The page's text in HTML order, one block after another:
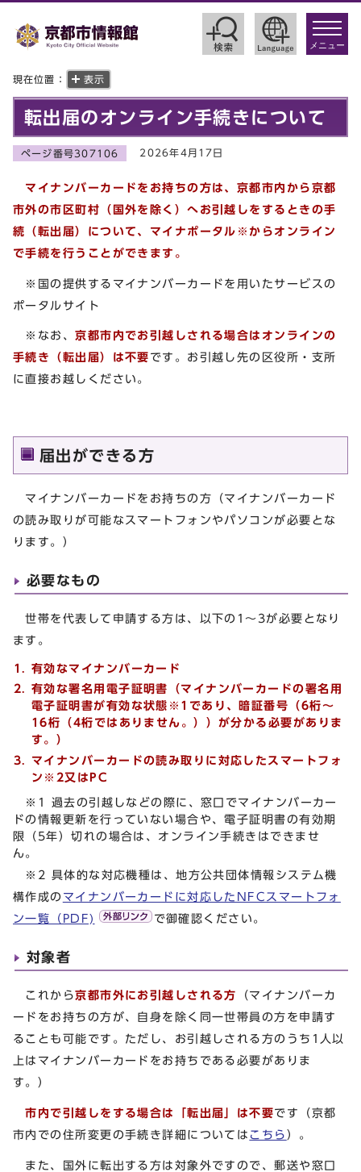
toggle
メニュー
現在位置： 表示
転出届のオンライン手続きについて
ページ番号307106 2026年4月17日
マイナンバーカードをお持ちの方は、 京都市内から京都
市外の市区町村（国外を除く）へお引越しをするときの手
続（転出届）について、マイナポータル※ からオンライン
で手続を行うことができます。
※国の提供するマイナンバーカードを用いたサービスの
ポータルサイト
※なお、京都市内でお引越しされる場合はオンラインの
手続き（転出届）は不要 です。お引越し先の区役所・支所
に直接お越しください。
届出ができる方
マイナンバーカードをお持ちの方（マイナンバーカード
の読み取りが可能なスマートフォンやパソコンが必要とな
ります。）
必要なもの
世帯を代表して申請する方は、以下の1～3が必要となり
ます。
有効なマイナンバーカード
有効な署名用電子証明書
（マイナンバーカードの署名用
電子証明書が有効な状態※1であり、暗証番号（6桁～
16桁（4桁ではありません。））が分かる必要がありま
す。）
マイナンバーカードの読み取りに対応したスマートフォ
ン※2又はPC
※1 過去の引越しなどの際に、窓口でマイナンバーカー
ドの情報更新を行っていない場合や、電子証明書の有効期
限（5年）切れの場合は、オンライン手続きはできませ
ん。
※2 具体的な対応機種は、地方公共団体情報システム機
構作成の マイナンバーカードに対応したNFCスマートフォ
ン一覧（PDF)
で御確認ください。
対象者
これから京都市外にお引越しされる方
（マイナンバーカ
ードをお持ちの方が、自身を除く同一世帯員の方を申請す
ることも可能です。ただし、お引越しされる方のうち1人以
上はマイナンバーカードをお持ちである必要がありま
す。）
市内で引越しをする場合は「転出届」は不要です（京都
市内での住所変更の手続き詳細については こちら ）。
また、国外に転出する方は対象外ですので、郵送や窓口